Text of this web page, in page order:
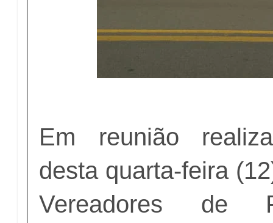
Em reunião
desta quarta-feira
Vereadores de